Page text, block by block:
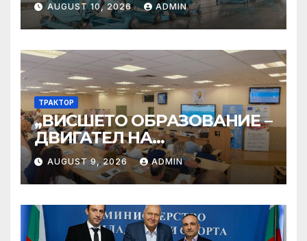
AUGUST 10, 2026 ADMIN
ТРАКТОР
„ВИСШЕТО ОБРАЗОВАНИЕ –
ДВИГАТЕЛ НА
ИНОВАЦИИТЕ И
РЕГИОНАЛНАТА
ТРАНСФОРМАЦИЯ“
AUGUST 9, 2026 ADMIN